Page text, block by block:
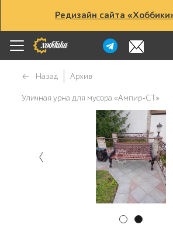
Редизайн сайта
Назад Архив
Уличная урна для мусора «Ампир-СТ»